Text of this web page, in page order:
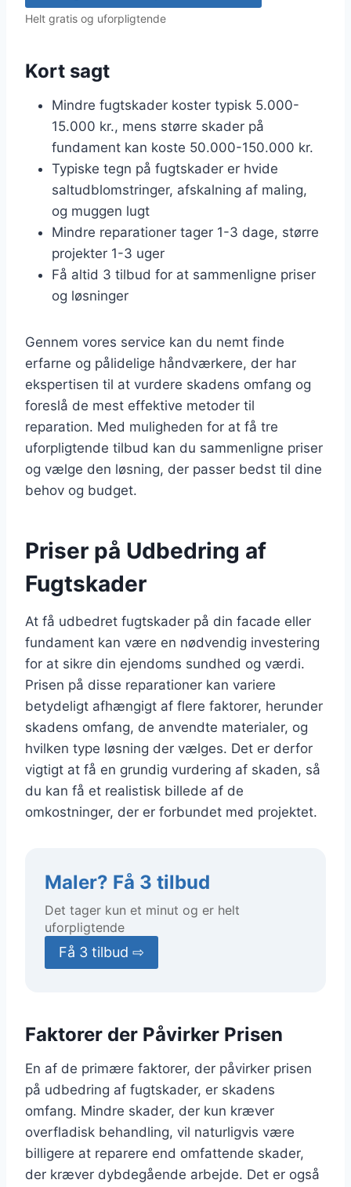
Helt gratis og uforpligtende
Kort sagt
Mindre fugtskader koster typisk 5.000-
15.000 kr., mens større skader på
fundament kan koste 50.000-150.000 kr.
Typiske tegn på fugtskader er hvide
saltudblomstringer, afskalning af maling,
og muggen lugt
Mindre reparationer tager 1-3 dage, større
projekter 1-3 uger
Få altid 3 tilbud for at sammenligne priser
og løsninger
Gennem vores service kan du nemt finde
erfarne og pålidelige håndværkere, der har
ekspertisen til at vurdere skadens omfang og
foreslå de mest effektive metoder til
reparation. Med muligheden for at få tre
uforpligtende tilbud kan du sammenligne priser
og vælge den løsning, der passer bedst til dine
behov og budget.
Priser på Udbedring af
Fugtskader
At få udbedret fugtskader på din facade eller
fundament kan være en nødvendig investering
for at sikre din ejendoms sundhed og værdi.
Prisen på disse reparationer kan variere
betydeligt afhængigt af flere faktorer, herunder
skadens omfang, de anvendte materialer, og
hvilken type løsning der vælges. Det er derfor
vigtigt at få en grundig vurdering af skaden, så
du kan få et realistisk billede af de
omkostninger, der er forbundet med projektet.
Maler? Få 3 tilbud
Det tager kun et minut og er helt
uforpligtende
Få 3 tilbud ⇨
Faktorer der Påvirker Prisen
En af de primære faktorer, der påvirker prisen
på udbedring af fugtskader, er skadens
omfang. Mindre skader, der kun kræver
overfladisk behandling, vil naturligvis være
billigere at reparere end omfattende skader,
der kræver dybdegående arbejde. Det er også